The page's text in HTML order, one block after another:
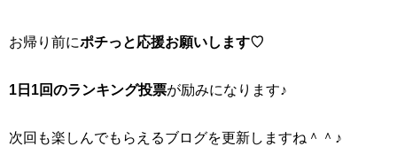
お帰り前にポチっと応援お願いします♡
1日1回のランキング投票が励みになります♪
次回も楽しんでもらえるブログを更新しますね＾＾♪